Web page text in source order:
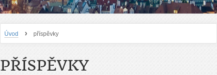
Úvod › příspěvky
PŘÍSPĚVKY